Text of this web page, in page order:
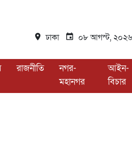
ঢাকা ০৮ আগস্ট, ২০২৬
রাজনীতি
নগর-
মহানগর
আইন-
বিচার